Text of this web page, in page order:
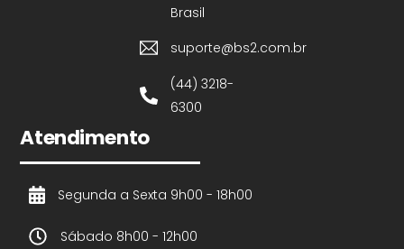
Brasil
suporte@bs2.com.br
(44) 3218-
6300
Atendimento
Segunda a Sexta 9h00 - 18h00
Sábado 8h00 - 12h00